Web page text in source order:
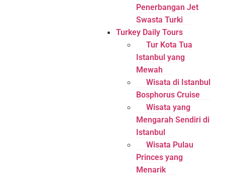
Penerbangan Jet
Swasta Turki
Turkey Daily Tours
Tur Kota Tua
Istanbul yang
Mewah
Wisata di Istanbul
Bosphorus Cruise
Wisata yang
Mengarah Sendiri di
Istanbul
Wisata Pulau
Princes yang
Menarik